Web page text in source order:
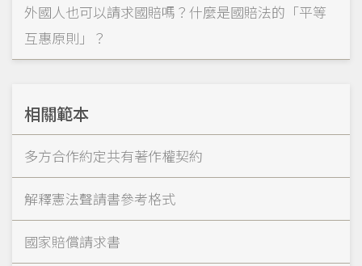
外國人也可以請求國賠嗎？什麼是國賠法的「平等
互惠原則」？
相關範本
多方合作約定共有著作權契約
解釋憲法聲請書參考格式
國家賠償請求書